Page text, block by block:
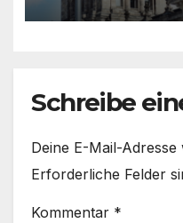
Schreibe
Deine E-Mail-
Erforderliche Felder
Kommentar *